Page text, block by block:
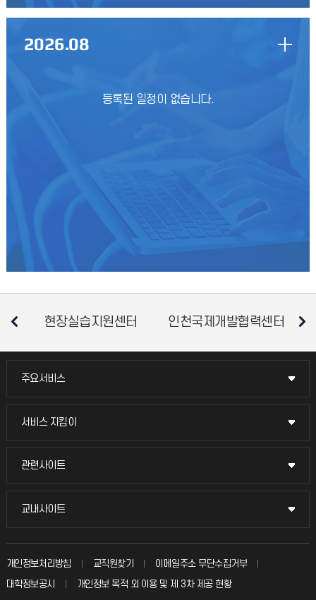
2026년 7월 10일(금)까지 학생역량관리시스템(STARinU)에
입력된 내용을 기준으로 반영될 예정입니다.면담을
2026-1학기 유니포인트 마감 및 장학금 신청 안내
2026-1학기 유니포인트 부여 기준구분포인트 부
2026.08
등록된 일정이 없습니다.
현장실습지원센터 인천국제개발협력센터
주요서비스
주요서비스
교무회의방송
입학안내
서비스 지킴이
서비스 지킴이
묻고 답하기
칭찬마당
관련사이트
관련사이트
국방헬프콜
교내사이트
교내사이트
교수회
교육혁신본부
개인정보처리방침 교직원찾기
이메일주소 무단수집거부
대학정보공시
개인정보 목적 외 이용 및 제 3차 제공 현황